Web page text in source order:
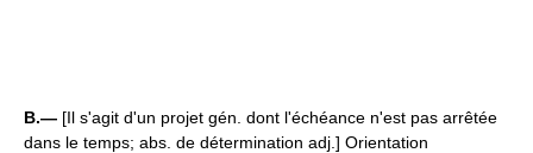
B.— [Il s'agit d'un projet gén. dont l'échéance n'est pas arrêtée
dans le temps; abs. de détermination adj.] Orientation